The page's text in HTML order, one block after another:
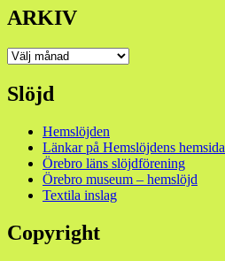
ARKIV
ARKIV
Slöjd
Hemslöjden
Länkar på Hemslöjdens hemsida
Örebro läns slöjdförening
Örebro museum – hemslöjd
Textila inslag
Copyright